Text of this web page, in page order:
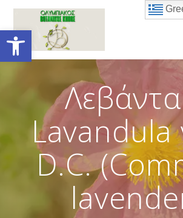
Open toolbar
Skip
Lavandula
D.C.